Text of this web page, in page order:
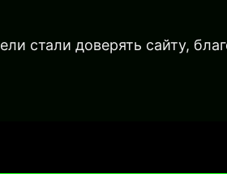
стали доверять сайту,